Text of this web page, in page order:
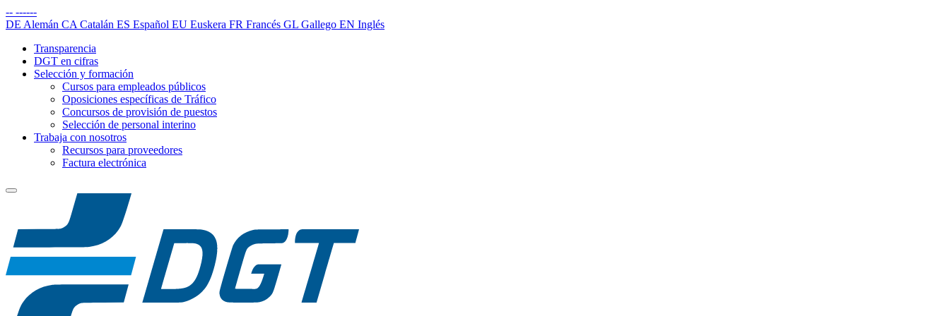
-- ------
DE Alemán CA Catalán ES Español EU Euskera FR Francés GL Gallego EN Inglés
Transparencia
DGT en cifras
Selección y formación
Cursos para empleados públicos
Oposiciones específicas de Tráfico
Concursos de provisión de puestos
Selección de personal interino
Trabaja con nosotros
Recursos para proveedores
Factura electrónica